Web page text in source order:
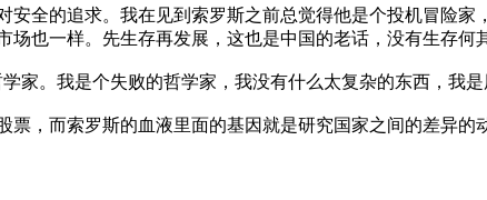
的追求。我在见到索罗斯之前总觉得他是个投机冒险家
也一样。先生存再发展，这也是中国的老话，没有生存何
。我是个失败的哲学家，我没有什么太复杂的东西，我是
而索罗斯的血液里面的基因就是研究国家之间的差异的